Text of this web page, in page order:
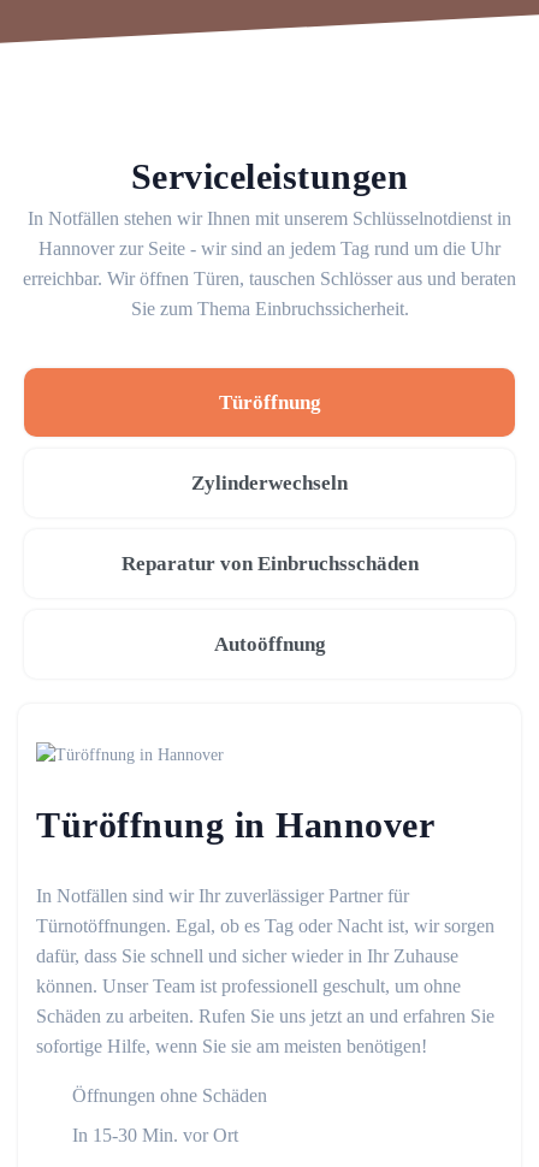
Serviceleistungen
In Notfällen stehen wir Ihnen mit unserem Schlüsselnotdienst in
Hannover zur Seite - wir sind an jedem Tag rund um die Uhr
erreichbar. Wir öffnen Türen, tauschen Schlösser aus und beraten
Sie zum Thema Einbruchssicherheit.
Türöffnung
Zylinderwechseln
Reparatur von Einbruchsschäden
Autoöffnung
Türöffnung in Hannover
In Notfällen sind wir Ihr zuverlässiger Partner für
Türnotöffnungen. Egal, ob es Tag oder Nacht ist, wir sorgen
dafür, dass Sie schnell und sicher wieder in Ihr Zuhause
können. Unser Team ist professionell geschult, um ohne
Schäden zu arbeiten. Rufen Sie uns jetzt an und erfahren Sie
sofortige Hilfe, wenn Sie sie am meisten benötigen!
Öffnungen ohne Schäden
In 15-30 Min. vor Ort